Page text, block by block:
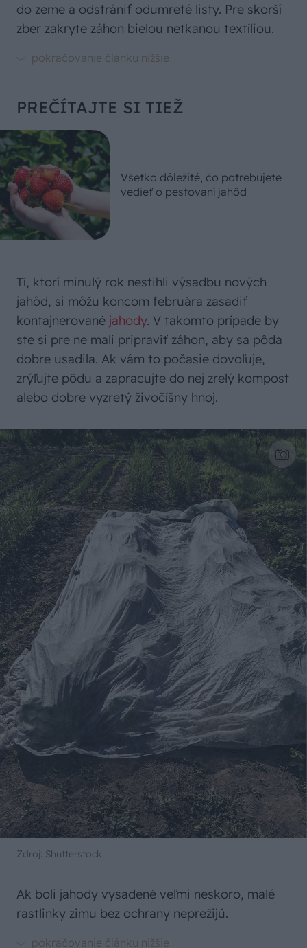
do zeme a odstrániť odumreté listy. Pre skorší
zber zakryte záhon bielou netkanou textíliou.
PREČÍTAJTE SI TIEŽ
Všetko dôležité, čo potrebujete
vedieť o pestovaní jahôd
Tí, ktorí minulý rok nestihli výsadbu nových
jahôd, si môžu koncom februára zasadiť
kontajnerované jahody. V takomto prípade by
ste si pre ne mali pripraviť záhon, aby sa pôda
dobre usadila. Ak vám to počasie dovoľuje,
zrýľujte pôdu a zapracujte do nej zrelý kompost
alebo dobre vyzretý živočíšny hnoj.
Zdroj: Shutterstock
Ak boli jahody vysadené veľmi neskoro, malé
rastlinky zimu bez ochrany neprežijú.